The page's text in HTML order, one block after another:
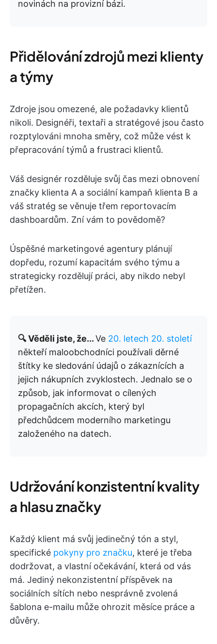
novinách na provizní bázi.
Přidělování zdrojů mezi klienty
a týmy
Zdroje jsou omezené, ale požadavky klientů
nikoli. Designéři, textaři a stratégové jsou často
rozptylováni mnoha směry, což může vést k
přepracování týmů a frustraci klientů.
Váš designér rozděluje svůj čas mezi obnovení
značky klienta A a sociální kampaň klienta B a
váš stratég se věnuje třem reportovacím
dashboardům. Zní vám to povědomě?
Úspěšné marketingové agentury plánují
dopředu, rozumí kapacitám svého týmu a
strategicky rozdělují práci, aby nikdo nebyl
přetížen.
🔍 Věděli jste, že...Ve 20. letech 20. století
někteří maloobchodníci používali děrné
štítky ke sledování údajů o zákaznících a
jejich nákupních zvyklostech. Jednalo se o
způsob, jak informovat o cílených
propagačních akcích, který byl
předchůdcem moderního marketingu
založeného na datech.
Udržování konzistentní kvality
a hlasu značky
Každý klient má svůj jedinečný tón a styl,
specifické pokyny pro značku, které je třeba
dodržovat, a vlastní očekávání, která od vás
má. Jediný nekonzistentní příspěvek na
sociálních sítích nebo nesprávně zvolená
šablona e-mailu může ohrozit měsíce práce a
důvěry.